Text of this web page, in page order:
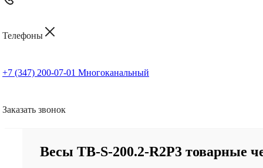
Телефоны
+7 (347) 200-07-01 Многоканальный
Заказать звонок
Весы TB-S-200.2-R2P3 товарные